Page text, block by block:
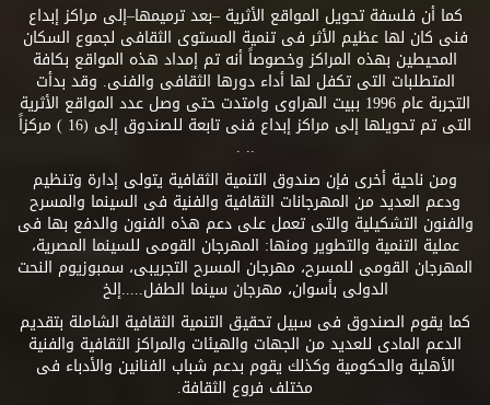
كما أن فلسفة تحويل المواقع الأثرية –بعد ترميمها–إلى مراكز إبداع
فنى كان لها عظيم الأثر فى تنمية المستوى الثقافى لجموع السكان
المحيطين بهذه المراكز وخصوصاً أنه تم إمداد هذه المواقع بكافة
المتطلبات التى تكفل لها أداء دورها الثقافى والفنى. وقد بدأت
التجربة عام 1996 ببيت الهراوى وامتدت حتى وصل عدد المواقع الأثرية
التى تم تحويلها إلى مراكز إبداع فنى تابعة للصندوق إلى (16 ) مركزاً
.. .
ومن ناحية أخرى فإن صندوق التنمية الثقافية يتولى إدارة وتنظيم
ودعم العديد من المهرجانات الثقافية والفنية فى السينما والمسرح
والفنون التشكيلية والتى تعمل على دعم هذه الفنون والدفع بها فى
عملية التنمية والتطوير ومنها: المهرجان القومى للسينما المصرية،
المهرجان القومى للمسرح، مهرجان المسرح التجريبى، سمبوزيوم النحت
الدولى بأسوان، مهرجان سينما الطفل.....إلخ
كما يقوم الصندوق فى سبيل تحقيق التنمية الثقافية الشاملة بتقديم
الدعم المادى للعديد من الجهات والهيئات والمراكز الثقافية والفنية
الأهلية والحكومية وكذلك يقوم بدعم شباب الفنانين والأدباء فى
مختلف فروع الثقافة.